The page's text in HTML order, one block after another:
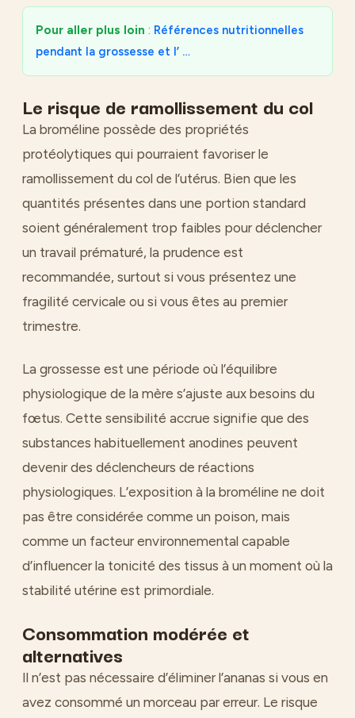
Pour aller plus loin : Références nutritionnelles
pendant la grossesse et l’ …
Le risque de ramollissement du col
La broméline possède des propriétés
protéolytiques qui pourraient favoriser le
ramollissement du col de l’utérus. Bien que les
quantités présentes dans une portion standard
soient généralement trop faibles pour déclencher
un travail prématuré, la prudence est
recommandée, surtout si vous présentez une
fragilité cervicale ou si vous êtes au premier
trimestre.
La grossesse est une période où l’équilibre
physiologique de la mère s’ajuste aux besoins du
fœtus. Cette sensibilité accrue signifie que des
substances habituellement anodines peuvent
devenir des déclencheurs de réactions
physiologiques. L’exposition à la broméline ne doit
pas être considérée comme un poison, mais
comme un facteur environnemental capable
d’influencer la tonicité des tissus à un moment où la
stabilité utérine est primordiale.
Consommation modérée et
alternatives
Il n’est pas nécessaire d’éliminer l’ananas si vous en
avez consommé un morceau par erreur. Le risque